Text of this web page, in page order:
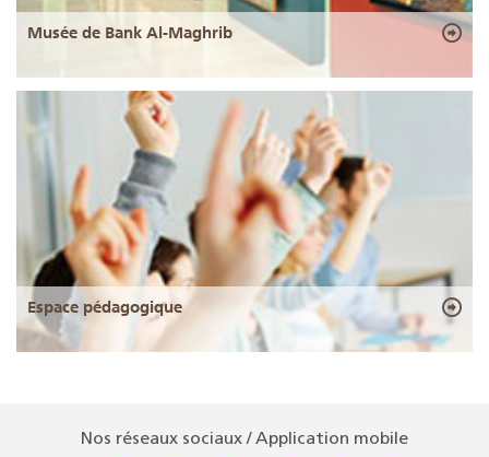
Musée de Bank Al-Maghrib
Espace pédagogique
Nos réseaux sociaux / Application mobile